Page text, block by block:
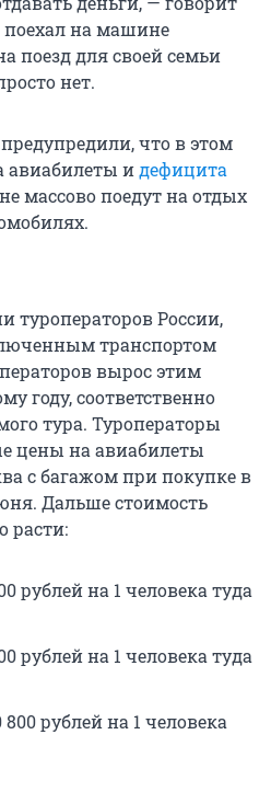
поехал на машине
поезд для своей семьи
нет.
что в этом
авиабилеты идефицита
массово поедут на отдых
России,
транспортом
вырос этим
году, соответственно
тура. Туроператоры
цены на авиабилеты
с багажом при покупке в
Дальше стоимость
расти:
рублей на 1 человека туда
рублей на 1 человека туда
рублей на 1 человека